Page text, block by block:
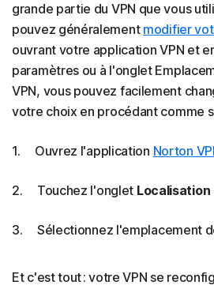
grande partie du VPN que vous
pouvez généralement modifier
ouvrant votre application VPN et
paramètres ou à l'onglet
VPN, vous pouvez facilement
votre choix en procédant comme
1. Ouvrez l'application Norton
2. Touchez l'onglet Localisation
3. Sélectionnez l'emplacement
Et c'est tout : votre VPN se